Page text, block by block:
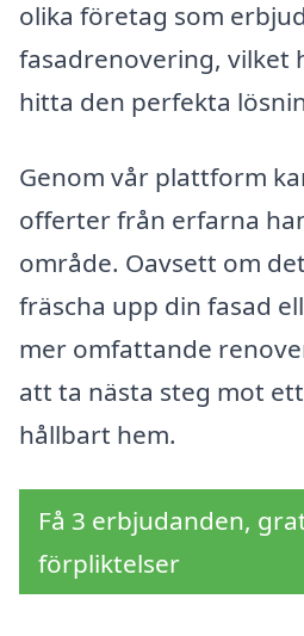
olika företag som
fasadrenovering, vilket
hitta den perfekta
Genom vår plattform
offerter från erfarna
område. Oavsett om
fräscha upp din fasad
mer omfattande
att ta nästa steg mot
hållbart hem.
Få 3 erbjudanden,
förpliktelser